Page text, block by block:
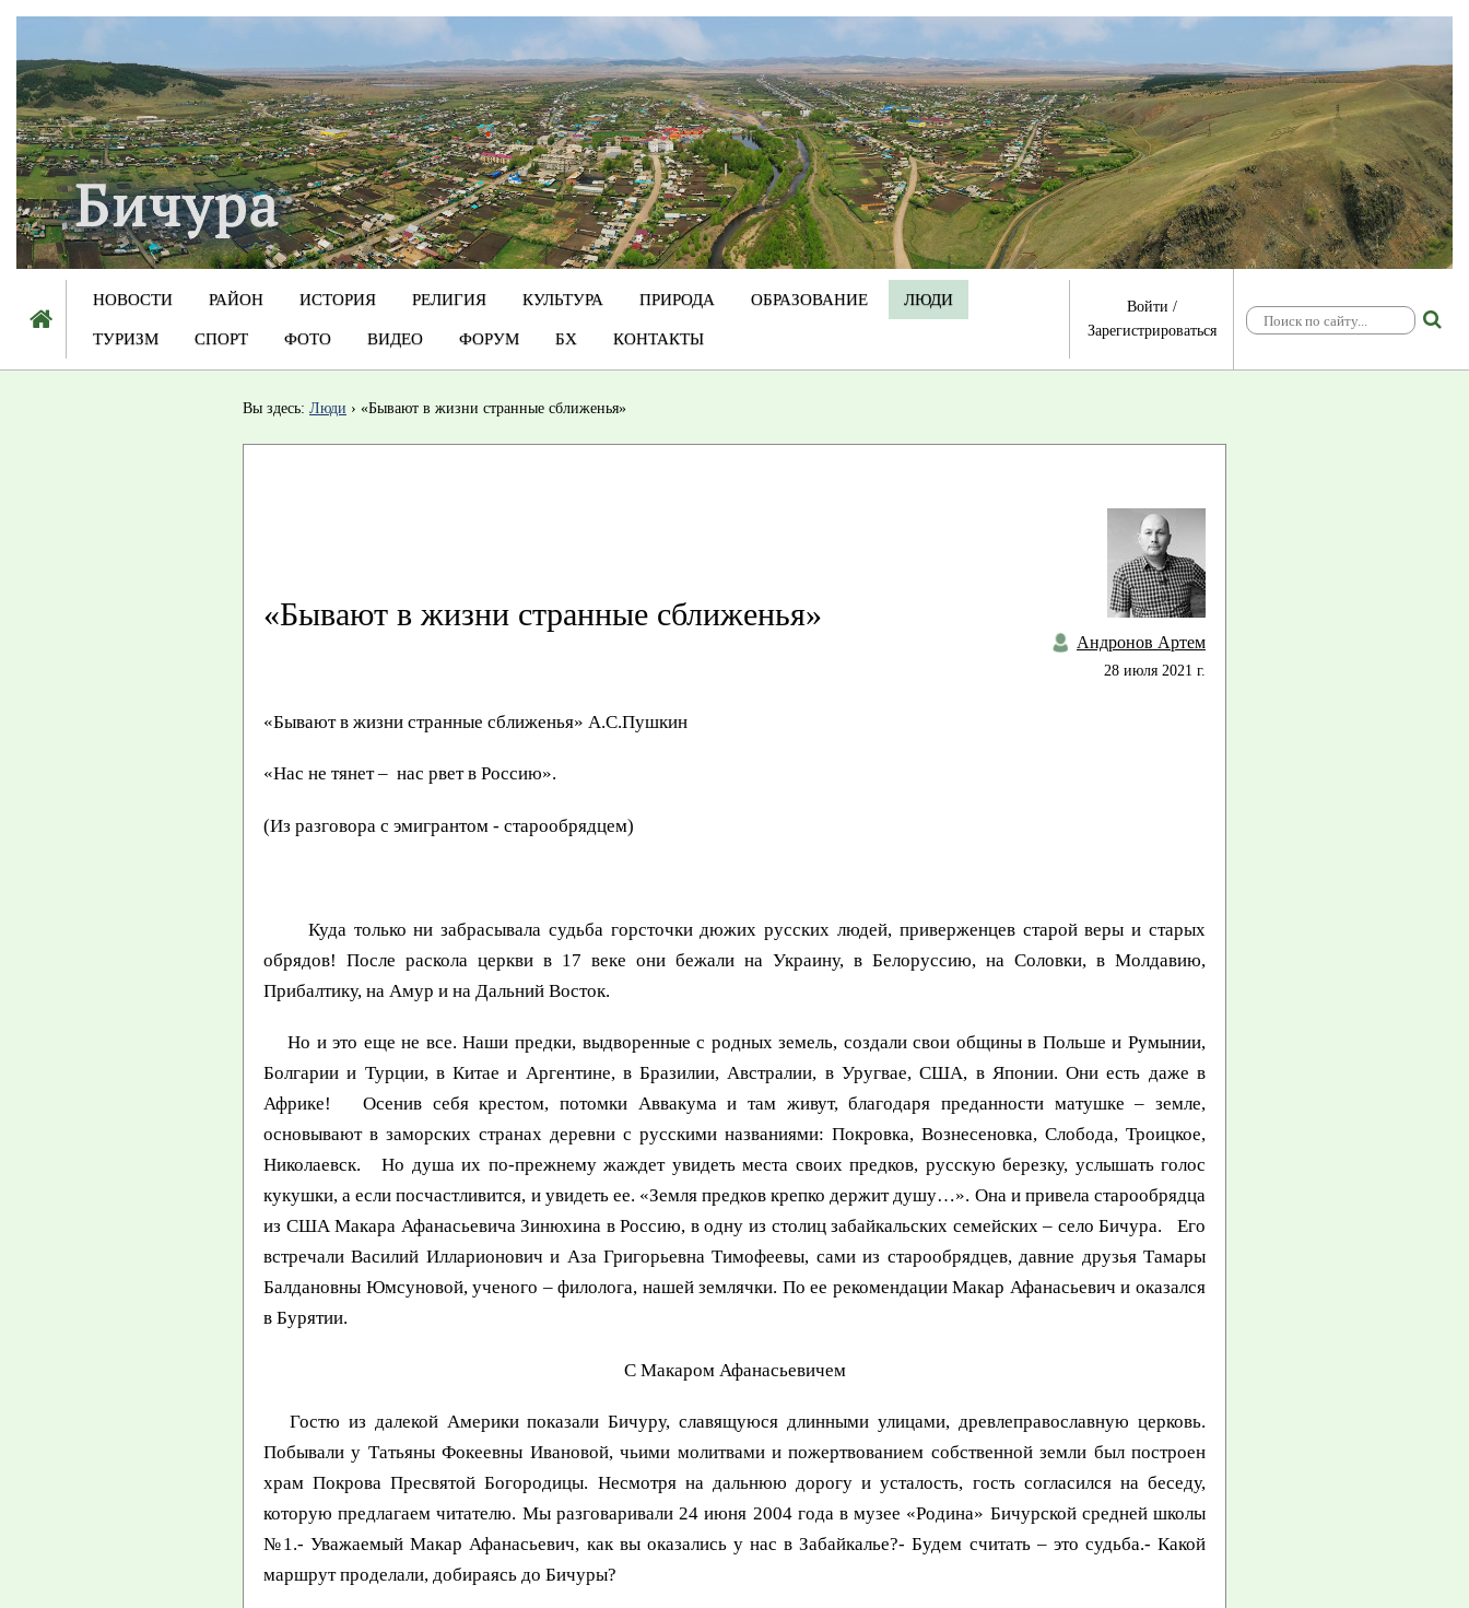
НОВОСТИ РАЙОН ИСТОРИЯ РЕЛИГИЯ КУЛЬТУРА ПРИРОДА ОБРАЗОВАНИЕ ЛЮДИ
ТУРИЗМ СПОРТ ФОТО ВИДЕО ФОРУМ БХ КОНТАКТЫ
Войти /
Зарегистрироваться
Вы здесь: Люди «Бывают в жизни странные сближенья»
Андронов Артем
28 июля 2021 г.
«Бывают в жизни странные сближенья»
«Бывают в жизни странные сближенья» А.С.Пушкин
«Нас не тянет – нас рвет в Россию».
(Из разговора с эмигрантом - старообрядцем)
Куда только ни забрасывала судьба горсточки дюжих русских людей, приверженцев старой веры и старых
обрядов! После раскола церкви в 17 веке они бежали на Украину, в Белоруссию, на Соловки, в Молдавию,
Прибалтику, на Амур и на Дальний Восток.
Но и это еще не все. Наши предки, выдворенные с родных земель, создали свои общины в Польше и Румынии,
Болгарии и Турции, в Китае и Аргентине, в Бразилии, Австралии, в Уругвае, США, в Японии. Они есть даже в
Африке! Осенив себя крестом, потомки Аввакума и там живут, благодаря преданности матушке – земле,
основывают в заморских странах деревни с русскими названиями: Покровка, Вознесеновка, Слобода, Троицкое,
Николаевск. Но душа их по-прежнему жаждет увидеть места своих предков, русскую березку, услышать голос
кукушки, а если посчастливится, и увидеть ее. «Земля предков крепко держит душу…». Она и привела старообрядца
из США Макара Афанасьевича Зинюхина в Россию, в одну из столиц забайкальских семейских – село Бичура. Его
встречали Василий Илларионович и Аза Григорьевна Тимофеевы, сами из старообрядцев, давние друзья Тамары
Балдановны Юмсуновой, ученого – филолога, нашей землячки. По ее рекомендации Макар Афанасьевич и оказался
в Бурятии.
С Макаром Афанасьевичем
Гостю из далекой Америки показали Бичуру, славящуюся длинными улицами, древлеправославную церковь.
Побывали у Татьяны Фокеевны Ивановой, чьими молитвами и пожертвованием собственной земли был построен
храм Покрова Пресвятой Богородицы. Несмотря на дальнюю дорогу и усталость, гость согласился на беседу,
которую предлагаем читателю. Мы разговаривали 24 июня 2004 года в музее «Родина» Бичурской средней школы
№1.- Уважаемый Макар Афанасьевич, как вы оказались у нас в Забайкалье?- Будем считать – это судьба.- Какой
маршрут проделали, добираясь до Бичуры?